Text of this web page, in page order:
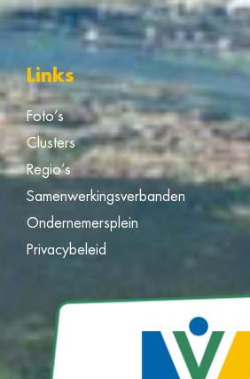
Links
Foto’s
Clusters
Regio’s
Samenwerkingsverbanden
Ondernemersplein
Privacybeleid